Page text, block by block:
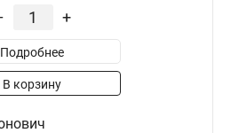
+
Подробнее
В корзину